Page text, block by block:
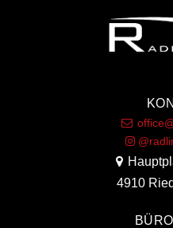
4910